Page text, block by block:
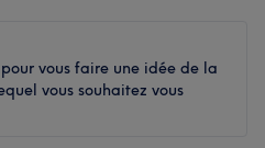
vous faire une idée de la
vous souhaitez vous